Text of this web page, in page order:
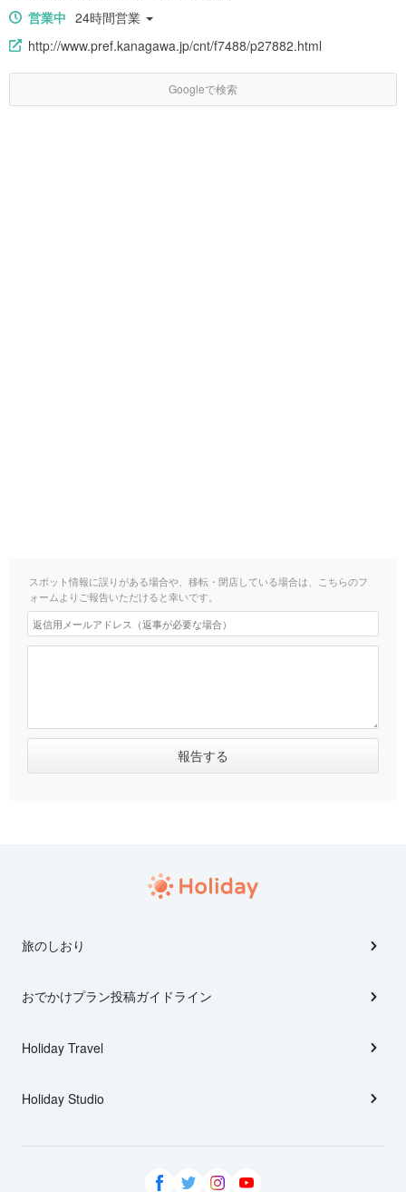
営業中 24時間営業
http://www.pref.kanagawa.jp/cnt/f7488/p27882.html
Googleで検索
スポット情報に誤りがある場合や、移転・閉店している場合は、こちらのフ
ォームよりご報告いただけると幸いです。
旅のしおり
おでかけプラン投稿ガイドライン
Holiday Travel
Holiday Studio